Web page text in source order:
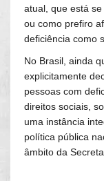
atual, que está
ou como prefiro
deficiência como
No Brasil, ainda
explicitamente
pessoas com
direitos sociais,
uma instância
política pública
âmbito da